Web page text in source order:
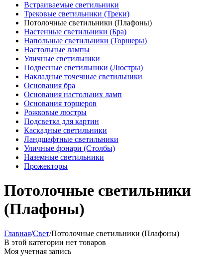
Встраиваемые светильники
Трековые светильники (Треки)
Потолочные светильники (Плафоны)
Настенные светильники (Бра)
Напольные светильники (Торшеры)
Настольные лампы
Уличные светильники
Подвесные светильники (Люстры)
Накладные точечные светильники
Основания бра
Основания настольних ламп
Основания торшеров
Рожковые люстры
Подсветка для картин
Каскадные светильники
Ландшафтные светильники
Уличные фонари (Столбы)
Наземные светильники
Прожекторы
Потолочные светильники
(Плафоны)
Главная/Свет/Потолочные светильники (Плафоны)
В этой категории нет товаров
Моя учетная запись